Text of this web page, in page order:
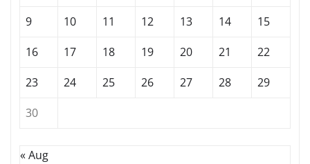
9
10 11 12 13 14
15
16
17 18 19 20 21
22
23
24 25 26 27 28
29
30
« Aug